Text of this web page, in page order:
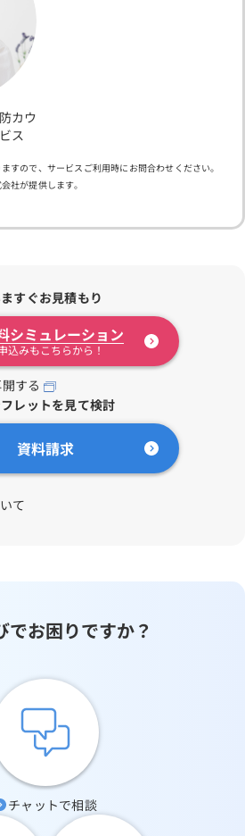
カウ
ス
すので、サービスご利用時にお問合わせください。
社が提供します。
すぐお見積もり
シミュレーション
込みもこちらから！
する
レットを見て検討
資料請求
て
でお困りですか？
チャットで相談